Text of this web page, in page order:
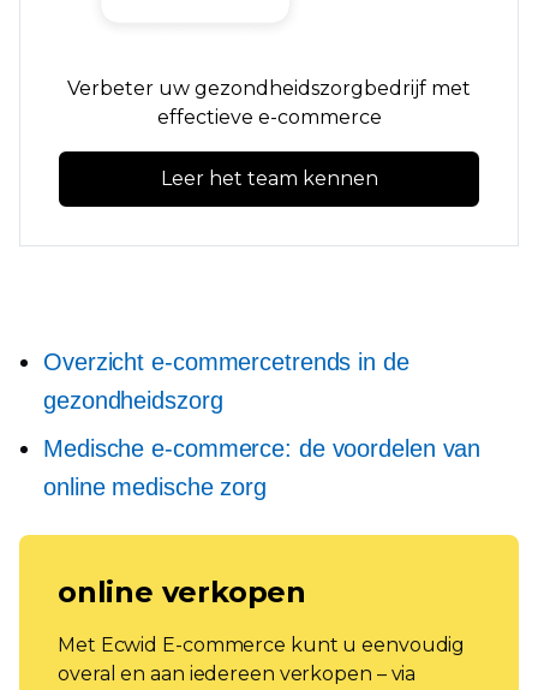
Verbeter uw gezondheidszorgbedrijf met
effectieve e-commerce
Leer het team kennen
Overzicht e-commercetrends in de
gezondheidszorg
Medische e-commerce: de voordelen van
online medische zorg
online verkopen
Met Ecwid E-commerce kunt u eenvoudig
overal en aan iedereen verkopen – via